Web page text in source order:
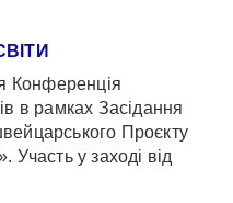
Конференція
в рамках Засідання
Проєкту
Участь у заході від